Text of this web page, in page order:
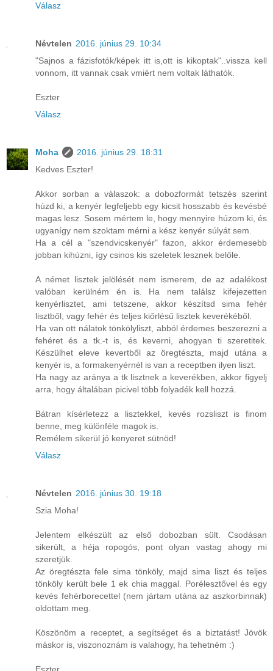
Válasz
Névtelen 2016. június 29. 10:34
"Sajnos a fázisfotók/képek itt is,ott is kikoptak"..vissza kell
vonnom, itt vannak csak vmiért nem voltak láthatók.
Eszter
Válasz
Moha
2016. június 29. 18:31
Kedves Eszter!
Akkor sorban a válaszok: a dobozformát tetszés szerint
húzd ki, a kenyér legfeljebb egy kicsit hosszabb és kevésbé
magas lesz. Sosem mértem le, hogy mennyire húzom ki, és
ugyanígy nem szoktam mérni a kész kenyér súlyát sem.
Ha a cél a "szendvicskenyér" fazon, akkor érdemesebb
jobban kihúzni, így csinos kis szeletek lesznek belőle.
A német lisztek jelölését nem ismerem, de az adalékost
valóban kerülném én is. Ha nem találsz kifejezetten
kenyérlisztet, ami tetszene, akkor készítsd sima fehér
lisztből, vagy fehér és teljes kiőrlésű lisztek keverékéből.
Ha van ott nálatok tönkölyliszt, abból érdemes beszerezni a
fehéret és a tk.-t is, és keverni, ahogyan ti szeretitek.
Készülhet eleve kevertből az öregtészta, majd utána a
kenyér is, a formakenyérnél is van a receptben ilyen liszt.
Ha nagy az aránya a tk lisztnek a keverékben, akkor figyelj
arra, hogy általában picivel több folyadék kell hozzá.
Bátran kísérletezz a lisztekkel, kevés rozsliszt is finom
benne, meg különféle magok is.
Remélem sikerül jó kenyeret sütnöd!
Válasz
Névtelen 2016. június 30. 19:18
Szia Moha!
Jelentem elkészült az első dobozban sült. Csodásan
sikerült, a héja ropogós, pont olyan vastag ahogy mi
szeretjük.
Az öregtészta fele sima tönköly, majd sima liszt és teljes
tönköly került bele 1 ek chia maggal. Porélesztővel és egy
kevés fehérborecettel (nem jártam utána az aszkorbinnak)
oldottam meg.
Köszönöm a receptet, a segítséget és a biztatást! Jövök
máskor is, viszonoznám is valahogy, ha tehetném :)